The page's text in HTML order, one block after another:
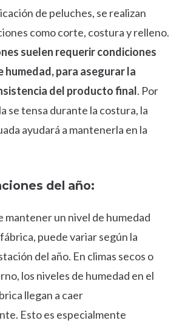
de peluches, se realizan
como corte, costura y relleno.
suelen requerir condiciones
para asegurar la
del producto final. Por
se tensa durante la costura, la
ayudará a mantenerla en la
del año:
mantener un nivel de humedad
puede variar según la
del año. En climas secos o
los niveles de humedad en el
llegan a caer
Esto es especialmente